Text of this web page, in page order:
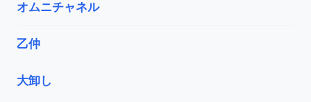
オムニチャネル
乙仲
大卸し